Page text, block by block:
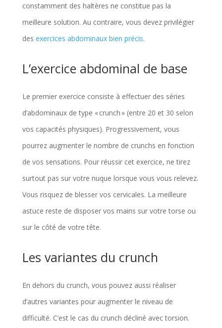
constamment des haltères ne constitue pas la
meilleure solution. Au contraire, vous devez privilégier
des exercices abdominaux bien précis.
L’exercice abdominal de base
Le premier exercice consiste à effectuer des séries
d’abdominaux de type « crunch » (entre 20 et 30 selon
vos capacités physiques). Progressivement, vous
pourrez augmenter le nombre de crunchs en fonction
de vos sensations. Pour réussir cet exercice, ne tirez
surtout pas sur votre nuque lorsque vous vous relevez.
Vous risquez de blesser vos cervicales. La meilleure
astuce reste de disposer vos mains sur votre torse ou
sur le côté de votre tête.
Les variantes du crunch
En dehors du crunch, vous pouvez aussi réaliser
d’autres variantes pour augmenter le niveau de
difficulté. C’est le cas du crunch décliné avec torsion.